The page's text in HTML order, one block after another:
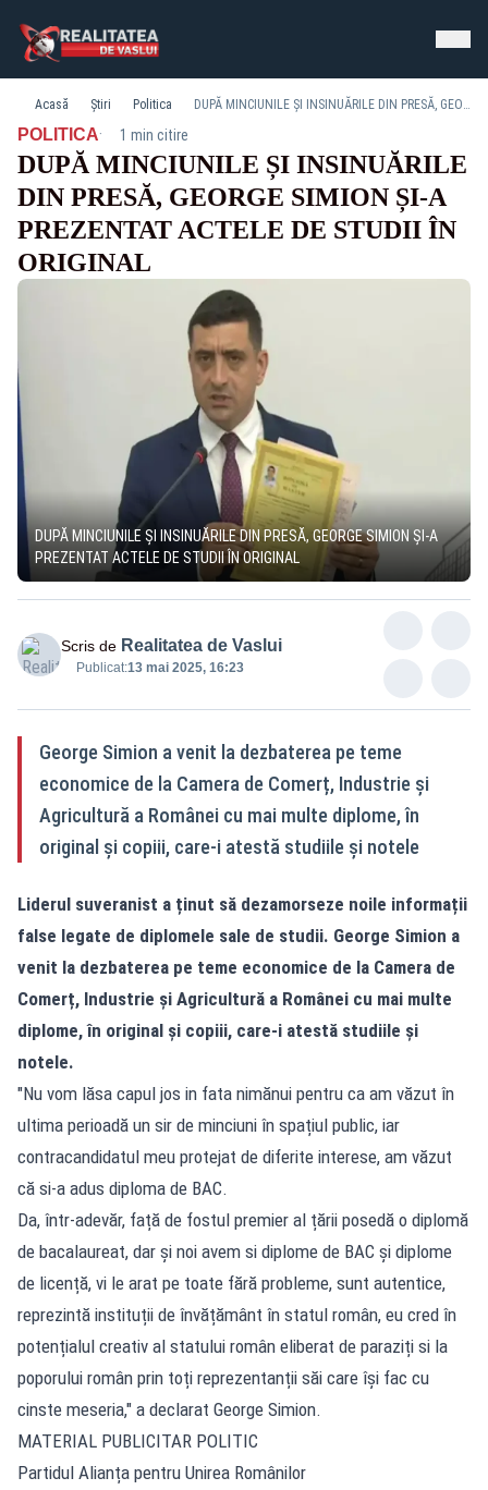
Acasă Știri Politica DUPĂ MINCIUNILE ȘI INSINUĂRILE DIN PRESĂ, GEORGE SIMION ȘI-A PREZENTAT ACTELE DE STUDII ÎN ORIGINAL
POLITICA· 1 min citire
DUPĂ MINCIUNILE ȘI INSINUĂRILE
DIN PRESĂ, GEORGE SIMION ȘI-A
PREZENTAT ACTELE DE STUDII ÎN
ORIGINAL
DUPĂ MINCIUNILE ȘI INSINUĂRILE DIN PRESĂ, GEORGE SIMION ȘI-A
PREZENTAT ACTELE DE STUDII ÎN ORIGINAL
Scris de Realitatea de Vaslui
Publicat:13 mai 2025, 16:23
George Simion a venit la dezbaterea pe teme
economice de la Camera de Comerț, Industrie și
Agricultură a Românei cu mai multe diplome, în
original și copiii, care-i atestă studiile și notele
Liderul suveranist a ținut să dezamorseze noile informații
false legate de diplomele sale de studii. George Simion a
venit la dezbaterea pe teme economice de la Camera de
Comerț, Industrie și Agricultură a Românei cu mai multe
diplome, în original și copiii, care-i atestă studiile și
notele.
"Nu vom lăsa capul jos in fata nimănui pentru ca am văzut în
ultima perioadă un sir de minciuni în spațiul public, iar
contracandidatul meu protejat de diferite interese, am văzut
că si-a adus diploma de BAC.
Da, într-adevăr, față de fostul premier al țării posedă o diplomă
de bacalaureat, dar și noi avem si diplome de BAC și diplome
de licență, vi le arat pe toate fără probleme, sunt autentice,
reprezintă instituții de învățământ în statul român, eu cred în
potențialul creativ al statului român eliberat de paraziți si la
poporului român prin toți reprezentanții săi care își fac cu
cinste meseria," a declarat George Simion.
MATERIAL PUBLICITAR POLITIC
Partidul Alianța pentru Unirea Românilor